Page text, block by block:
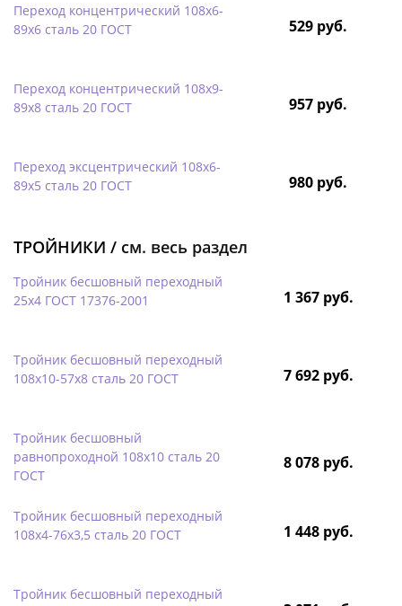
Переход концентрический 108х6-
89х6 сталь 20 ГОСТ
529 руб.
Переход концентрический 108х9-
89х8 сталь 20 ГОСТ
957 руб.
Переход эксцентрический 108х6-
89х5 сталь 20 ГОСТ
980 руб.
ТРОЙНИКИ / см. весь раздел
Тройник бесшовный переходный
25х4 ГОСТ 17376-2001
1 367 руб.
Тройник бесшовный переходный
108х10-57х8 сталь 20 ГОСТ
7 692 руб.
Тройник бесшовный
равнопроходной 108х10 сталь 20
ГОСТ
8 078 руб.
Тройник бесшовный переходный
108х4-76х3,5 сталь 20 ГОСТ
1 448 руб.
Тройник бесшовный переходный